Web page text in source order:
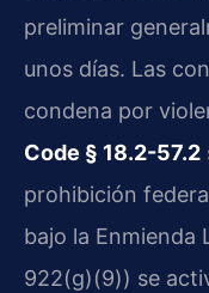
preliminar
unos días. Las
condena por
Code § 18.2-57.2
prohibición
bajo la Enmienda
922(g)(9)) se